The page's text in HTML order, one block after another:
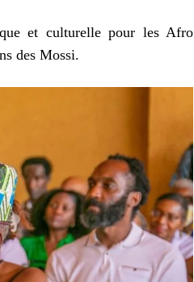
et culturelle pour les Afro
des Mossi.